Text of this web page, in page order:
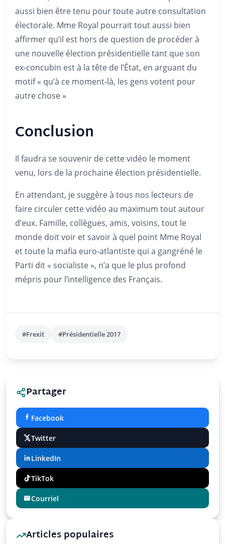
aussi bien être tenu pour toute autre consultation
électorale. Mme Royal pourrait tout aussi bien
affirmer qu’il est hors de question de procéder à
une nouvelle élection présidentielle tant que son
ex-concubin est à la tête de l’État, en arguant du
motif « qu’à ce moment-là, les gens votent pour
autre chose »
Conclusion
Il faudra se souvenir de cette vidéo le moment
venu, lors de la prochaine élection présidentielle.
En attendant, je suggère à tous nos lecteurs de
faire circuler cette vidéo au maximum tout autour
d’eux. Famille, collègues, amis, voisins, tout le
monde doit voir et savoir à quel point Mme Royal
et toute la mafia euro-atlantiste qui a gangréné le
Parti dit « socialiste », n’a que le plus profond
mépris pour l’intelligence des Français.
#Frexit #Présidentielle 2017
Partager
Facebook
Twitter
LinkedIn
TikTok
Courriel
Articles populaires